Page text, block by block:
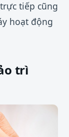
tiếp cũng
hoạt động
trì